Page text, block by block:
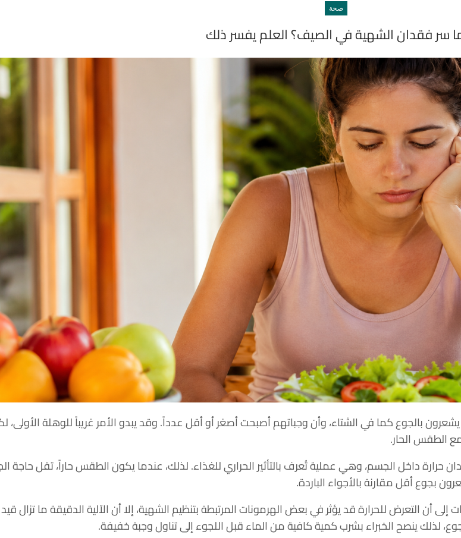
صحة
سر فقدان الشهية في الصيف؟ العلم يفسر ذلك
بالجوع كما في الشتاء، وأن وجباتهم أصبحت أصغر أو أقل عدداً. وقد يبدو الأمر غريباً للوهلة الأولى،
الطقس الحار.
حرارة داخل الجسم، وهي عملية تُعرف بالتأثير الحراري للغذاء. لذلك، عندما يكون الطقس حاراً، تقل حاجة
بجوع أقل مقارنة بالأجواء الباردة.
أن التعرض للحرارة قد يؤثر في بعض الهرمونات المرتبطة بتنظيم الشهية، إلا أن الآلية الدقيقة ما تزال قيد
لذلك ينصح الخبراء بشرب كمية كافية من الماء قبل اللجوء إلى تناول وجبة خفيفة.